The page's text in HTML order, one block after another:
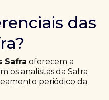
das
Safra oferecem a
os analistas da Safra
periódico da